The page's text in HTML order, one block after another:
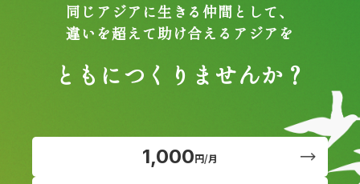
同じアジアに生きる仲間として、
違いを超えて助け合えるアジアを
ともにつくりませんか？
1,000円/月